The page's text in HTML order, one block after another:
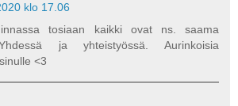
klo 17.06
tosiaan kaikki ovat ns. saama
ja yhteistyössä. Aurinkoisia
<3